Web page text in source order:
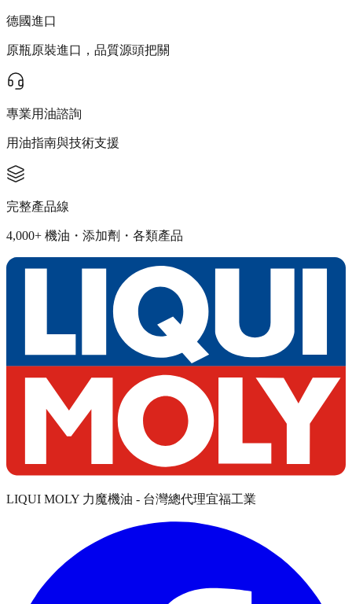
德國進口
原瓶原裝進口，品質源頭把關
專業用油諮詢
用油指南與技術支援
完整產品線
4,000+ 機油・添加劑・各類產品
LIQUI MOLY 力魔機油 - 台灣總代理宜福工業